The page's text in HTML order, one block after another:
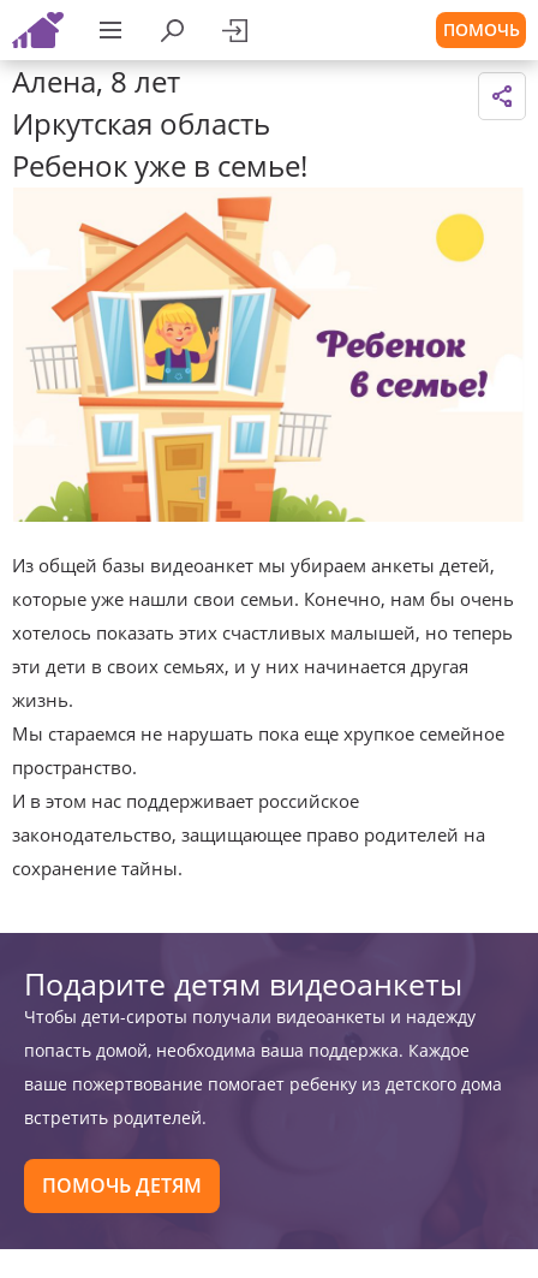
ПОМОЧЬ
Алена, 8 лет
Иркутская область
Ребенок уже в семье!
Из общей базы видеоанкет мы убираем анкеты детей,
которые уже нашли свои семьи. Конечно, нам бы очень
хотелось показать этих счастливых малышей, но теперь
эти дети в своих семьях, и у них начинается другая
жизнь.
Мы стараемся не нарушать пока еще хрупкое семейное
пространство.
И в этом нас поддерживает российское
законодательство, защищающее право родителей на
сохранение тайны.
Подарите детям видеоанкеты
Чтобы дети-сироты получали видеоанкеты и надежду
попасть домой, необходима ваша поддержка. Каждое
ваше пожертвование помогает ребенку из детского дома
встретить родителей.
ПОМОЧЬ ДЕТЯМ